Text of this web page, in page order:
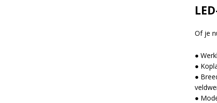
Of je
●
●
●
●